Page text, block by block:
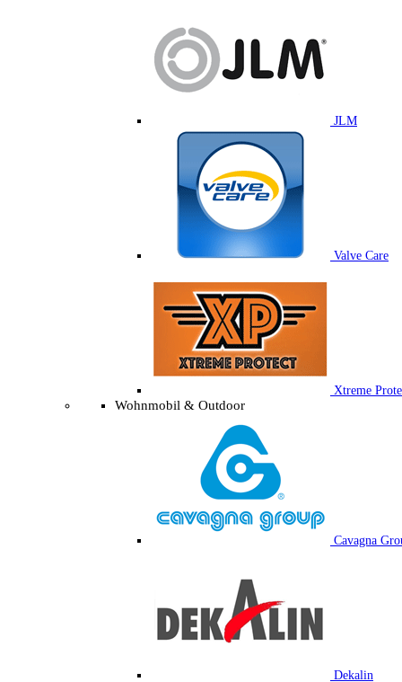
JLM
Valve Care
Xtreme
Wohnmobil & Outdoor
Cavagna
Dekalin